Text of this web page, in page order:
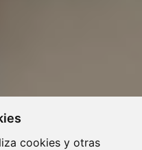
cookies y otras